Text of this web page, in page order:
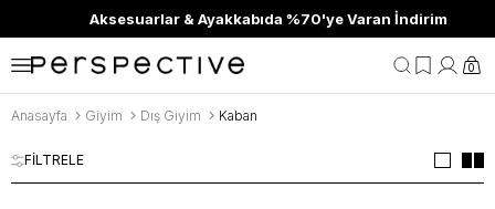
Aksesuarlar & Ayakkabıda %70'ye Varan İndirim
0
Anasayfa Giyim Dış Giyim Kaban
FİLTRELE